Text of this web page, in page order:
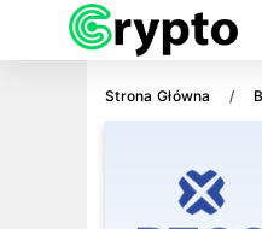
Strona Główna